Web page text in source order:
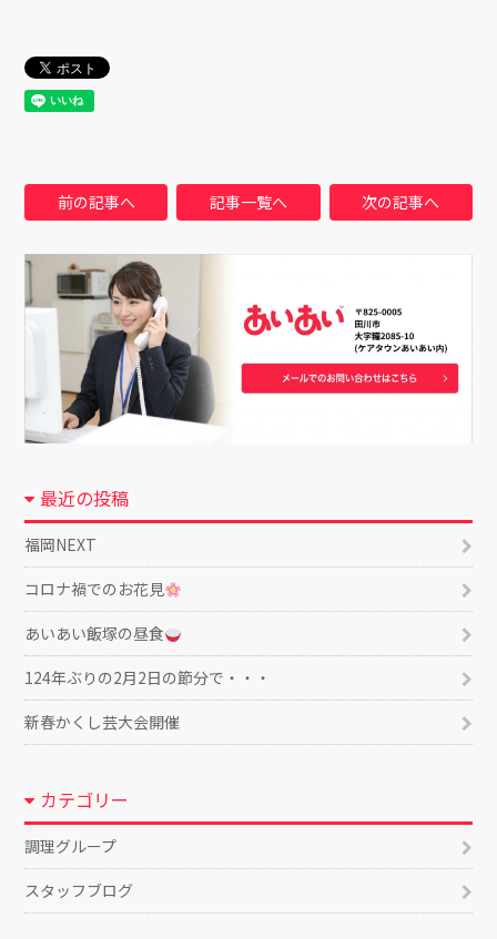
前の記事へ 記事一覧へ 次の記事へ
最近の投稿
福岡NEXT
コロナ禍でのお花見
あいあい飯塚の昼食
124年ぶりの2月2日の節分で・・・
新春かくし芸大会開催
カテゴリー
調理グループ
スタッフブログ